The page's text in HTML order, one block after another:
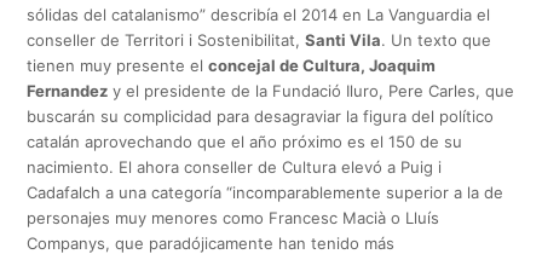
sólidas del catalanismo” describía el 2014 en La Vanguardia el
conseller de Territori i Sostenibilitat,Santi Vila. Un texto que
tienen muy presente elconcejal de Cultura, Joaquim
Fernandez y el presidente de la Fundació Iluro, Pere Carles, que
buscarán su complicidad para desagraviar la figura del político
catalán aprovechando que el año próximo es el 150 de su
nacimiento. El ahora conseller de Cultura elevó a Puig i
Cadafalch a una categoría “incomparablemente superior a la de
personajes muy menores como Francesc Macià o Lluís
Companys, que paradójicamente han tenido más